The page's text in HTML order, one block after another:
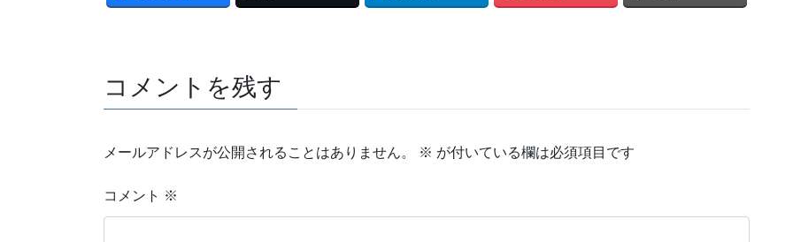
コメントを残す
メールアドレスが公開されることはありません。 ※ が付いている欄は必須項目です
コメント ※